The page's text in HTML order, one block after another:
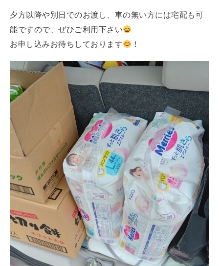
夕方以降や別日でのお渡し、車の無い方には宅配も可
能ですので、ぜひご利用下さい
お申し込みお待ちしております
！